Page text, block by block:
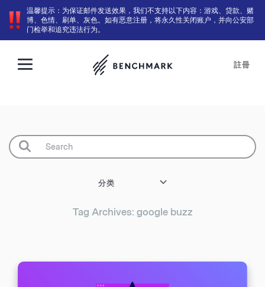
温馨提示：为保证邮件发送效果，我们不支持以下内容：游戏、贷款、赌
博、色情、刷单、灰色。如有恶意注册，将永久性关闭账户，并向公安部
门检举和追究违法行为。
註冊
分类
Tag Archives: google buzz